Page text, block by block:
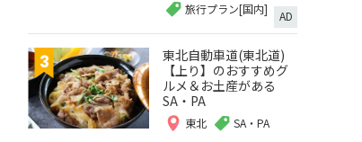
旅行プラン[国内]
AD
東北自動車道(東北道)
【上り】のおすすめグ
ルメ＆お土産がある
SA・PA
東北 SA・PA